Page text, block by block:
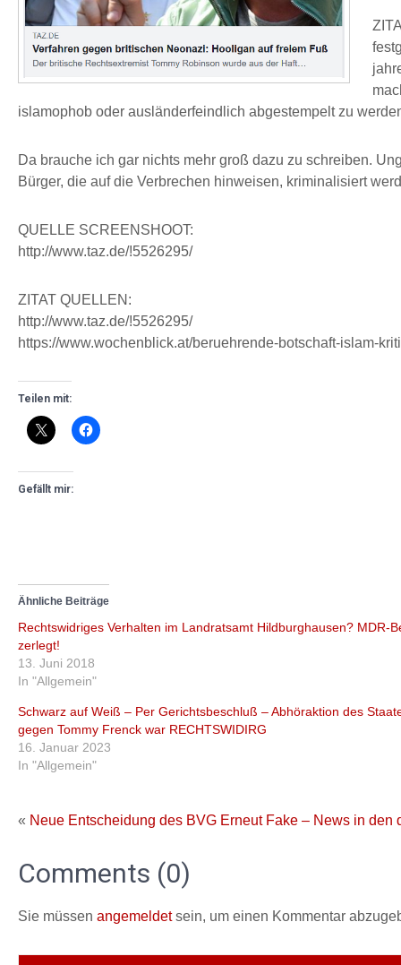
islamophob oder ausländerfeindlich abgestempelt zu
Da brauche ich gar nichts mehr groß dazu zu schreiben.
Bürger, die auf die Verbrechen hinweisen, kriminalisiert
QUELLE SCREENSHOOT:
http://www.taz.de/!5526295/
ZITAT QUELLEN:
http://www.taz.de/!5526295/
https://www.wochenblick.at/beruehrende-botschaft-islam-
Teilen mit:
Gefällt mir:
Ähnliche Beiträge
Rechtswidriges Verhalten im Landratsamt Hildburghausen? MDR-
zerlegt!
13. Juni 2018
In "Allgemein"
Schwarz auf Weiß – Per Gerichtsbeschluß – Abhöraktion des
gegen Tommy Frenck war RECHTSWIDIRG
16. Januar 2023
In "Allgemein"
« Neue Entscheidung des BVG Erneut Fake – News in den
Comments (0)
Sie müssen angemeldetsein, um einen Kommentar